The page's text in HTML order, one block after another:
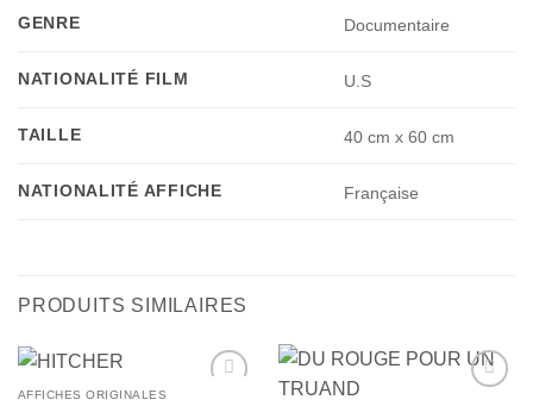
GENRE Documentaire
NATIONALITÉ FILM U.S
TAILLE 40 cm x 60 cm
NATIONALITÉ AFFICHE Française
PRODUITS SIMILAIRES
AFFICHES ORIGINALES